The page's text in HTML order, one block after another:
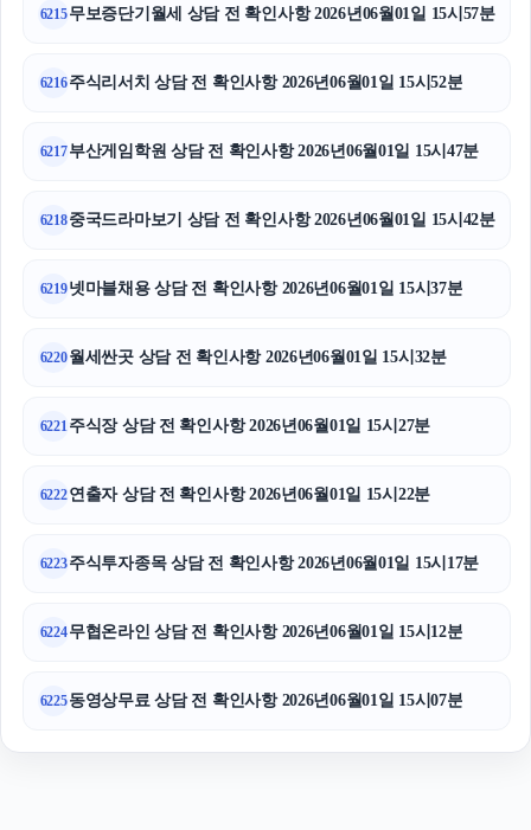
6215무보증단기월세 상담 전 확인사항 2026년06월01일 15시57분
6216주식리서치 상담 전 확인사항 2026년06월01일 15시52분
6217부산게임학원 상담 전 확인사항 2026년06월01일 15시47분
6218중국드라마보기 상담 전 확인사항 2026년06월01일 15시42분
6219넷마블채용 상담 전 확인사항 2026년06월01일 15시37분
6220월세싼곳 상담 전 확인사항 2026년06월01일 15시32분
6221 주식장 상담 전 확인사항 2026년06월01일 15시27분
6222연출자 상담 전 확인사항 2026년06월01일 15시22분
6223주식투자종목 상담 전 확인사항 2026년06월01일 15시17분
6224무협온라인 상담 전 확인사항 2026년06월01일 15시12분
6225동영상무료 상담 전 확인사항 2026년06월01일 15시07분